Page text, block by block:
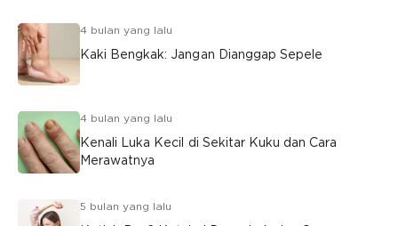
4 bulan yang lalu
Kaki Bengkak: Jangan Dianggap Sepele
4 bulan yang lalu
Kenali Luka Kecil di Sekitar Kuku dan Cara
Merawatnya
5 bulan yang lalu